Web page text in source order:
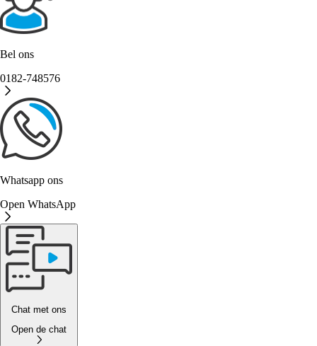
Bel ons
0182-748576
Whatsapp ons
Open WhatsApp
Chat met ons
Open de chat